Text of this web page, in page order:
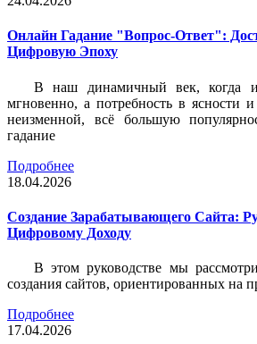
Онлайн Гадание "Вопрос-Ответ":
Цифровую Эпоху
В наш динамичный век, когда
мгновенно, а потребность в ясности и
неизменной, всё большую
гадание
Подробнее
18.04.2026
Создание Зарабатывающего Сайта:
Цифровому Доходу
В этом руководстве мы
создания сайтов, ориентированных на
Подробнее
17.04.2026